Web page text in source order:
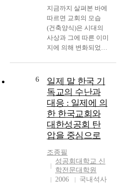
님의 주권을 강조하는
새로운 길로 접어들게
되었다. 셋째, 바르트
는 『로마서 주석』에
서 교회의 의의를 인식
불가능한 신적인 것을
이라고 정의한다. 그러
나 교회의 이러한 역할
은 인간이 인식 불가능
한 하느님을 찾는데 실
패하고 스스로의 종교
성으로 인해서 신적인
것을 인간적인 것으로
대체하는 종교의 한계
성내에 존재한다는 것
을 지적하였다. 그는
교회의 본래적 한계와
서 그 연유를 찾아볼
수 있다. 종교다원주의
가 갖는 의미와 이중성
은 기독교 신앙과의 연
관성에서 찾아 볼 수
독단적이고 절대적인
앙의 혼란과 혼돈이 아
니라 자신의 신앙에 대
한 겸손한 품성(品性)
을 갖게 함으로써 다양
한 사람들의 신앙적
“삶의 자리”와 “삶의
상황”을 새롭게 볼 수
있는 여지를 준다는 데
있다. 여기에서 이중성
은 종교다원주의적 입
장이 신앙과 접맥(接
만이 이를 위해서 노력
하고 있으며, 여전히
대다수의 교회들은 이
를 제대로 인식하지 못
하고 있는 실정이다.
구조물로써 존재 할 수
없듯이, 한 시대의 사
회, 문화적 배경 속에
자리한 교회 역시 이를
간과 할 수 없는 것이
오늘의 현실이고, 교회
의 본질적인 존재 이유
를 고려할 때, 오늘날
의 교회는 사회 속에서
공공을 위해 열려져 있
는, 모든 이들을 위한
의 진동으로 구성되고,
그 움직임으로 들려지
는 에너지임을 강조했
다. 그 역동적인 힘이
치료적인 목적에 사용
음악치료사는 이러한
속성을 사용하여 클라
이언트의 진체나 행동
에 직접적인 영향을 주
거나 객관적 경험으로
서 음악을 사용하여 신
체적, 감정적, 심리적,
정신적인 모든 면에 작
용하게 한다. 음악치료
의 정의는 "정신과 신
체건강을 복원 및 유지
지금까지 살펴본 바에
따르면 교회의 모습
(건축양식)은 시대의
사상과 그에 따른 이미
지에 의해 변화되었음
세에 고딕이라는 양식
이 출현한 것은 어쩌면
당연한 귀결이었다. 신
의 현현과 하늘과 맞닿
은 땅의 만물들의 계층
성 그리고 수많은 장식
들의 상징 등 고딕은
향해 발걸음을 옮겼던
것이다. 본 논문의 처
음에 제기한 질문으로
6
일제 말 한국 기
독교의 수난과
대응 : 일제에 의
한 한국교회와
대한성공회 탄
압을 중심으로
조종필
성공회대학교 신
학전문대학원
2006
국내석사